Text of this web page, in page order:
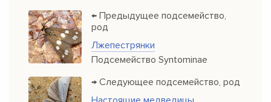
← Предыдущее подсемейство,
род
Лжепестрянки
Подсемейство Syntominae
→ Следующее подсемейство, род